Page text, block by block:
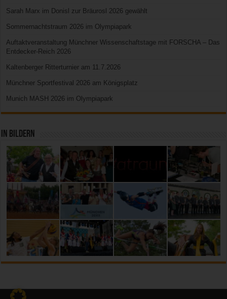
Sarah Marx im Donisl zur Bräurosl 2026 gewählt
Sommernachtstraum 2026 im Olympiapark
Auftaktveranstaltung Münchner Wissenschaftstage mit FORSCHA – Das
Entdecker-Reich 2026
Kaltenberger Ritterturnier am 11.7.2026
Münchner Sportfestival 2026 am Königsplatz
Munich MASH 2026 im Olympiapark
In Bildern